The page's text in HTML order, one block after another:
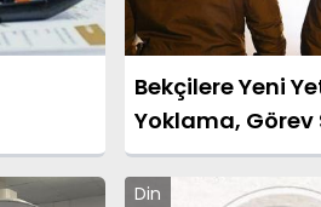
Bekçilere Yeni
Yoklama,
ve Çalışma
Netleşti
Din